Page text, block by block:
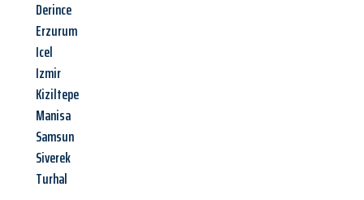
Derince
Erzurum
Icel
Izmir
Kiziltepe
Manisa
Samsun
Siverek
Turhal